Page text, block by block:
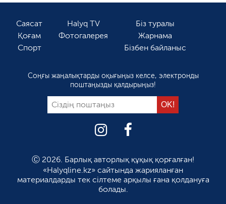
Саясат
Қоғам
Спорт
Halyq TV
Фотогалерея
Біз туралы
Жарнама
Бізбен байланыс
Соңғы жаңалықтарды оқығыңыз келсе, электронды
поштаңызды қалдырыңыз!
Ⓒ 2026. Барлық авторлық құқық қорғалған!
«Halyqline.kz» сайтында жарияланған
материалдарды тек сілтеме арқылы ғана қолдануға
болады.